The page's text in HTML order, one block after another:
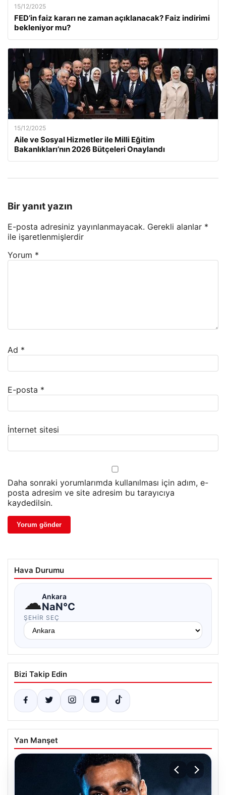
15/12/2025
FED’in faiz kararı ne zaman açıklanacak? Faiz indirimi
bekleniyor mu?
15/12/2025
Aile ve Sosyal Hizmetler ile Milli Eğitim
Bakanlıkları’nın 2026 Bütçeleri Onaylandı
Bir yanıt yazın
E-posta adresiniz yayınlanmayacak. Gerekli alanlar *
ile işaretlenmişlerdir
Yorum *
Ad *
E-posta *
İnternet sitesi
Daha sonraki yorumlarımda kullanılması için adım, e-
posta adresim ve site adresim bu tarayıcıya
kaydedilsin.
Hava Durumu
☁Ankara
NaN°C
ŞEHIR SEÇ
Bizi Takip Edin
Yan Manşet